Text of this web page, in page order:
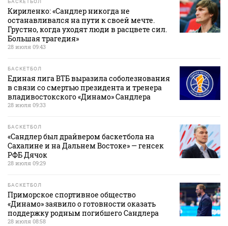
БАСКЕТБОЛ
Кириленко: «Сандлер никогда не
останавливался на пути к своей мечте.
Грустно, когда уходят люди в расцвете сил.
Большая трагедия»
28 июля 09:43
БАСКЕТБОЛ
Единая лига ВТБ выразила соболезнования
в связи со смертью президента и тренера
владивостокского «Динамо» Сандлера
28 июля 09:33
БАСКЕТБОЛ
«Сандлер был драйвером баскетбола на
Сахалине и на Дальнем Востоке» — генсек
РФБ Дячок
28 июля 09:29
БАСКЕТБОЛ
Приморское спортивное общество
«Динамо» заявило о готовности оказать
поддержку родным погибшего Сандлера
28 июля 08:58